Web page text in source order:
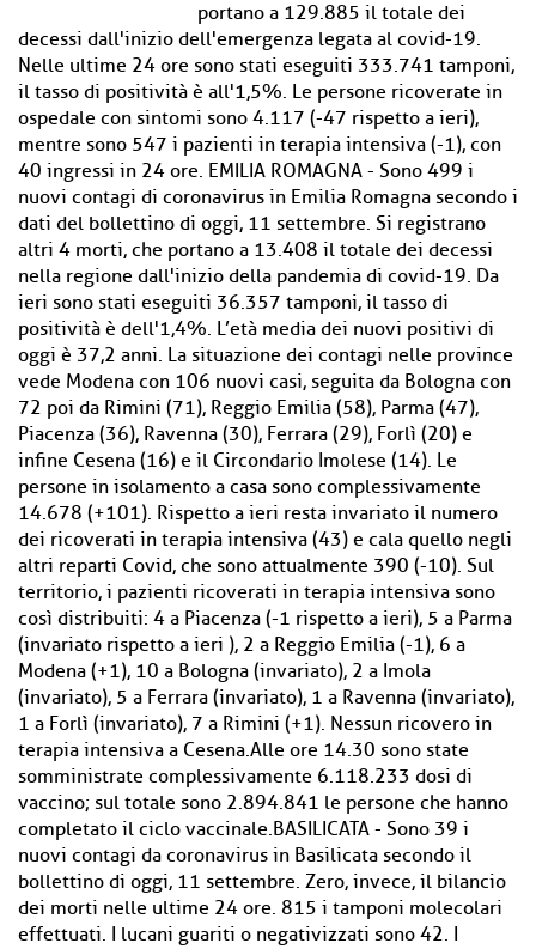
portano a 129.885 il totale dei
decessi dall'inizio dell'emergenza legata al covid-19.
Nelle ultime 24 ore sono stati eseguiti 333.741 tamponi,
il tasso di positività è all'1,5%. Le persone ricoverate in
ospedale con sintomi sono 4.117 (-47 rispetto a ieri),
mentre sono 547 i pazienti in terapia intensiva (-1), con
40 ingressi in 24 ore. EMILIA ROMAGNA - Sono 499 i
nuovi contagi di coronavirus in Emilia Romagna secondo i
dati del bollettino di oggi, 11 settembre. Si registrano
altri 4 morti, che portano a 13.408 il totale dei decessi
nella regione dall'inizio della pandemia di covid-19. Da
ieri sono stati eseguiti 36.357 tamponi, il tasso di
positività è dell'1,4%. L’età media dei nuovi positivi di
oggi è 37,2 anni. La situazione dei contagi nelle province
vede Modena con 106 nuovi casi, seguita da Bologna con
72 poi da Rimini (71), Reggio Emilia (58), Parma (47),
Piacenza (36), Ravenna (30), Ferrara (29), Forlì (20) e
infine Cesena (16) e il Circondario Imolese (14). Le
persone in isolamento a casa sono complessivamente
14.678 (+101). Rispetto a ieri resta invariato il numero
dei ricoverati in terapia intensiva (43) e cala quello negli
altri reparti Covid, che sono attualmente 390 (-10). Sul
territorio, i pazienti ricoverati in terapia intensiva sono
così distribuiti: 4 a Piacenza (-1 rispetto a ieri), 5 a Parma
(invariato rispetto a ieri ), 2 a Reggio Emilia (-1), 6 a
Modena (+1), 10 a Bologna (invariato), 2 a Imola
(invariato), 5 a Ferrara (invariato), 1 a Ravenna (invariato),
1 a Forlì (invariato), 7 a Rimini (+1). Nessun ricovero in
terapia intensiva a Cesena.Alle ore 14.30 sono state
somministrate complessivamente 6.118.233 dosi di
vaccino; sul totale sono 2.894.841 le persone che hanno
completato il ciclo vaccinale.BASILICATA - Sono 39 i
nuovi contagi da coronavirus in Basilicata secondo il
bollettino di oggi, 11 settembre. Zero, invece, il bilancio
dei morti nelle ultime 24 ore. 815 i tamponi molecolari
effettuati. I lucani guariti o negativizzati sono 42. I